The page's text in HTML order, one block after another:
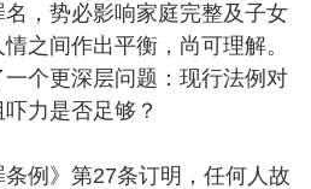
，势必影响家庭完整及子女
之间作出平衡，尚可理解。
个更深层问题：现行法例对
力是否足够？
例》第27条订明，任何人故